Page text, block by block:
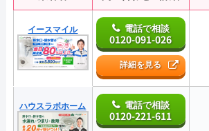
イースマイル 電話で相談
0120-091-026
詳細を見る
ハウスラボホーム 電話で相談
0120-221-611